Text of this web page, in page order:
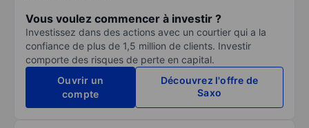
Vous voulez commencer à investir ?
Investissez dans des actions avec un courtier qui a la
confiance de plus de 1,5 million de clients. Investir
comporte des risques de perte en capital.
Ouvrir un
compte
Découvrez l'offre de
Saxo